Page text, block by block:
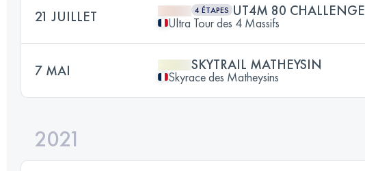
21 JUILLET 4 ÉTAPES UT4M 80 CHALLENGE
Ultra Tour des 4 Massifs
7 MAI SKYTRAIL MATHEYSIN
Skyrace des Matheysins
2021